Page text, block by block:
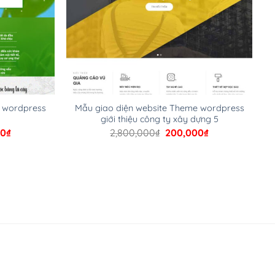
wordpress
₫Giá
Mẫu giao diện website Theme wordpress
giới thiệu công ty xây dựng 5
2,800,000₫ Giá
200,000₫Giá